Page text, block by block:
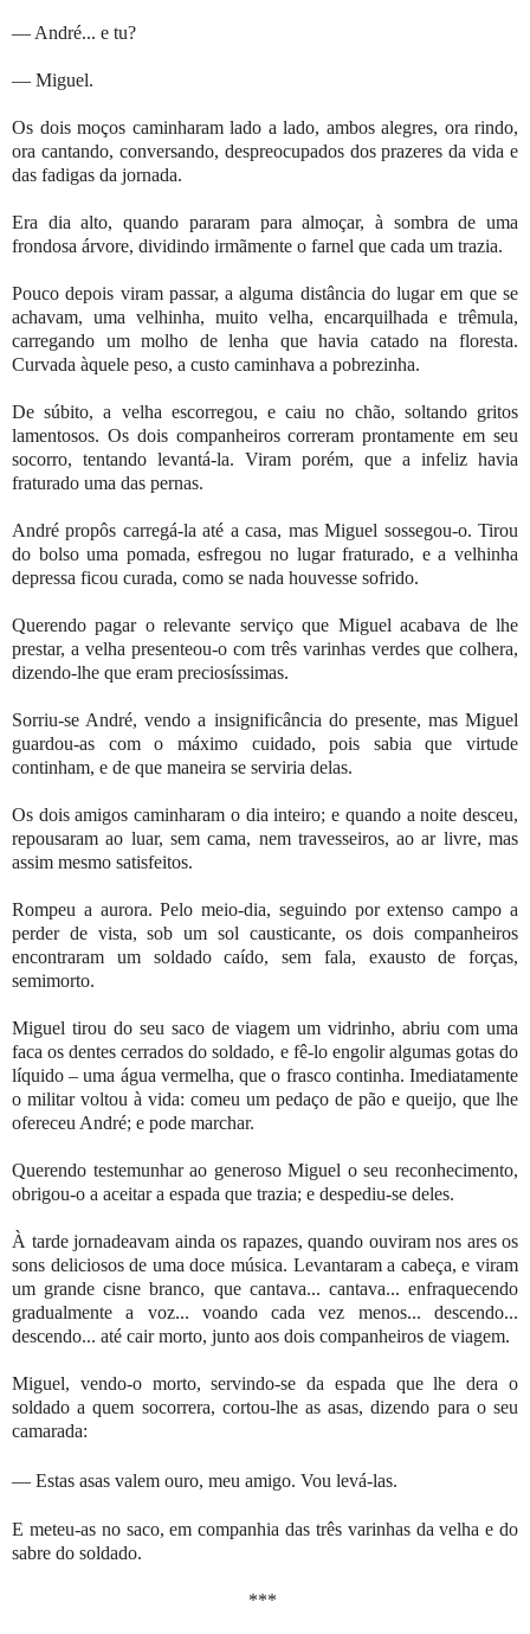
— André... e tu?
— Miguel.
Os dois moços caminharam lado a lado, ambos alegres, ora rindo,
ora cantando, conversando, despreocupados dos prazeres da vida e
das fadigas da jornada.
Era dia alto, quando pararam para almoçar, à sombra de uma
frondosa árvore, dividindo irmãmente o farnel que cada um trazia.
Pouco depois viram passar, a alguma distância do lugar em que se
achavam, uma velhinha, muito velha, encarquilhada e trêmula,
carregando um molho de lenha que havia catado na floresta.
Curvada àquele peso, a custo caminhava a pobrezinha.
De súbito, a velha escorregou, e caiu no chão, soltando gritos
lamentosos. Os dois companheiros correram prontamente em seu
socorro, tentando levantá-la. Viram porém, que a infeliz havia
fraturado uma das pernas.
André propôs carregá-la até a casa, mas Miguel sossegou-o. Tirou
do bolso uma pomada, esfregou no lugar fraturado, e a velhinha
depressa ficou curada, como se nada houvesse sofrido.
Querendo pagar o relevante serviço que Miguel acabava de lhe
prestar, a velha presenteou-o com três varinhas verdes que colhera,
dizendo-lhe que eram preciosíssimas.
Sorriu-se André, vendo a insignificância do presente, mas Miguel
guardou-as com o máximo cuidado, pois sabia que virtude
continham, e de que maneira se serviria delas.
Os dois amigos caminharam o dia inteiro; e quando a noite desceu,
repousaram ao luar, sem cama, nem travesseiros, ao ar livre, mas
assim mesmo satisfeitos.
Rompeu a aurora. Pelo meio-dia, seguindo por extenso campo a
perder de vista, sob um sol causticante, os dois companheiros
encontraram um soldado caído, sem fala, exausto de forças,
semimorto.
Miguel tirou do seu saco de viagem um vidrinho, abriu com uma
faca os dentes cerrados do soldado, e fê-lo engolir algumas gotas do
líquido – uma água vermelha, que o frasco continha. Imediatamente
o militar voltou à vida: comeu um pedaço de pão e queijo, que lhe
ofereceu André; e pode marchar.
Querendo testemunhar ao generoso Miguel o seu reconhecimento,
obrigou-o a aceitar a espada que trazia; e despediu-se deles.
À tarde jornadeavam ainda os rapazes, quando ouviram nos ares os
sons deliciosos de uma doce música. Levantaram a cabeça, e viram
um grande cisne branco, que cantava... cantava... enfraquecendo
gradualmente a voz... voando cada vez menos... descendo...
descendo... até cair morto, junto aos dois companheiros de viagem.
Miguel, vendo-o morto, servindo-se da espada que lhe dera o
soldado a quem socorrera, cortou-lhe as asas, dizendo para o seu
camarada:
— Estas asas valem ouro, meu amigo. Vou levá-las.
E meteu-as no saco, em companhia das três varinhas da velha e do
sabre do soldado.
***